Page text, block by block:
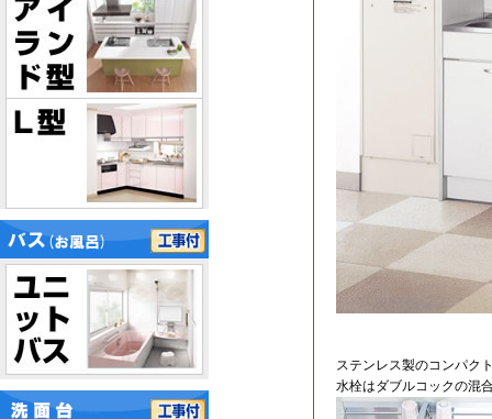
ステンレス製のコンパク
水栓はダブルコックの混